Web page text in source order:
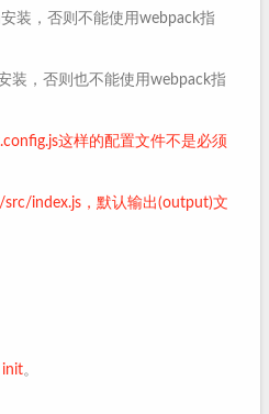
装，否则不能使用webpack指
装，否则也不能使用webpack指
这样的配置文件不是必须
src/index.js，默认输出(output)文
init。